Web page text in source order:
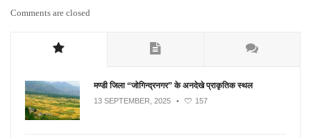
Comments are closed
मण्डी जिला “जोगिन्द्रनगर” के अनदेखे प्राकृतिक स्थल
13 SEPTEMBER, 2025 • 157